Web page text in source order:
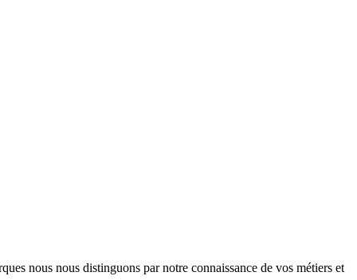
nous nous distinguons par notre connaissance de vos métiers et